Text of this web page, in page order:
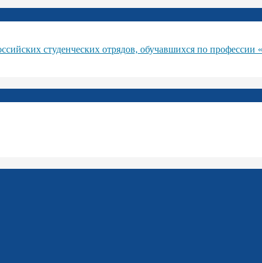
студенческих отрядов, обучавшихся по профессии